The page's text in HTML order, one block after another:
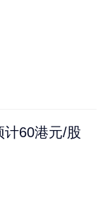
计60港元/股